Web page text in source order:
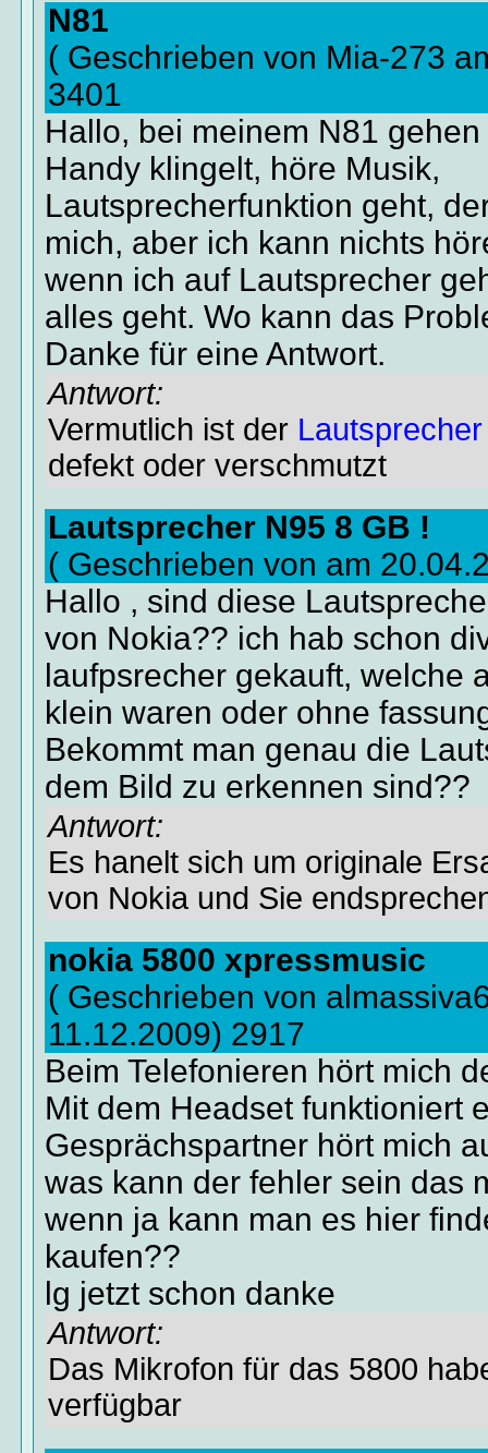
N81
( Geschrieben von Mia-273
3401
Hallo, bei meinem N81
Handy klingelt, höre Musik,
Lautsprecherfunktion geht,
mich, aber ich kann nichts
wenn ich auf Lautsprecher
alles geht. Wo kann das
Danke für eine Antwort.
Antwort:
Vermutlich ist der
defekt oder verschmutzt
Lautsprecher N95 8 GB !
( Geschrieben von am
Hallo , sind diese
von Nokia?? ich hab schon
laufpsrecher gekauft, welche
klein waren oder ohne
Bekommt man genau die
dem Bild zu erkennen sind??
Antwort:
Es hanelt sich um originale
von Nokia und Sie
nokia 5800 xpressmusic
( Geschrieben von
11.12.2009) 2917
Beim Telefonieren hört mich
Mit dem Headset funktioniert
Gesprächspartner hört mich
was kann der fehler sein das
wenn ja kann man es hier
kaufen??
lg jetzt schon danke
Antwort:
Das Mikrofon für das 5800
verfügbar